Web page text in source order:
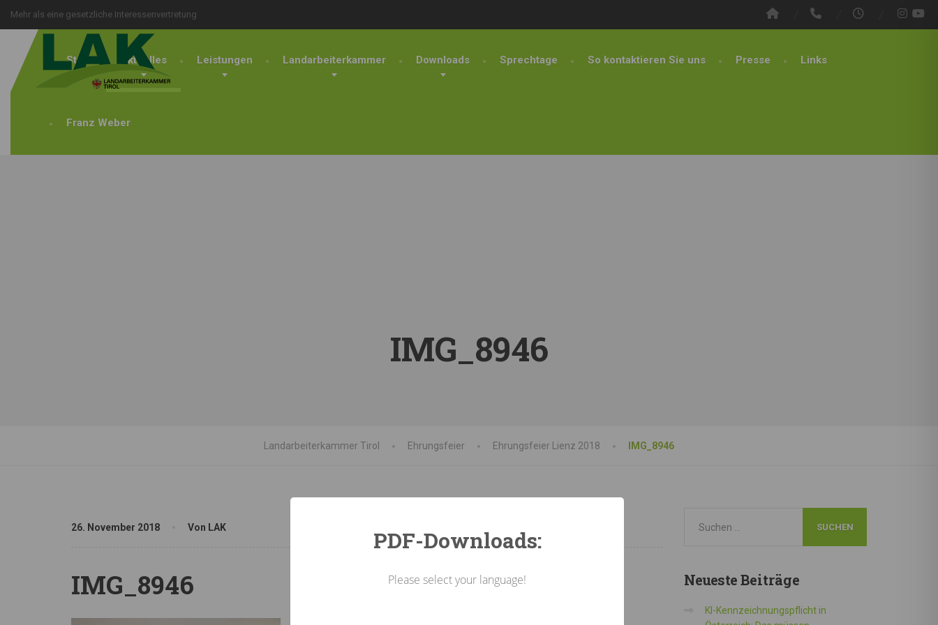
Mehr als eine gesetzliche Interessenvertretung
Start Aktuelles Leistungen Landarbeiterkammer Downloads Sprechtage So kontaktieren Sie uns Presse Links
Franz Weber
IMG_8946
Landarbeiterkammer Tirol Ehrungsfeier Ehrungsfeier Lienz 2018 IMG_8946
26. November 2018 Von LAK
IMG_8946 NeuesteBeiträge
KI-Kennzeichnungspflicht in
PDF-Downloads:
Please select your language!